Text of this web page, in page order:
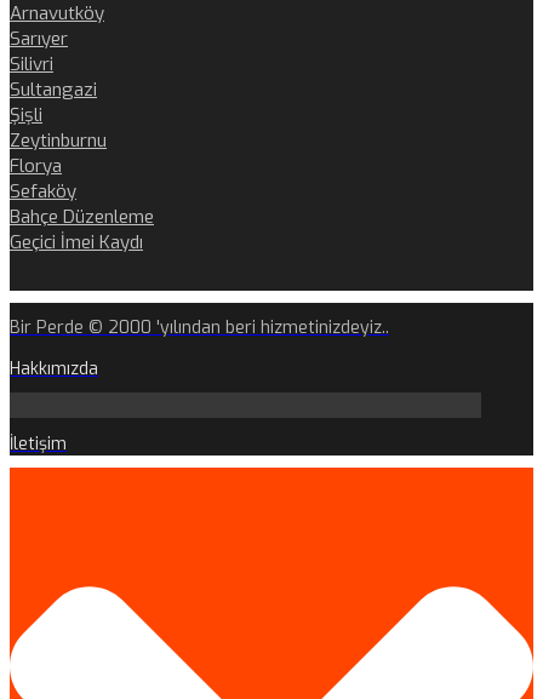
Arnavutköy
Sarıyer
Silivri
Sultangazi
Şişli
Zeytinburnu
Florya
Sefaköy
Bahçe Düzenleme
Geçici İmei Kaydı
Bir Perde © 2000 'yılından beri hizmetinizdeyiz..
Hakkımızda
İletişim